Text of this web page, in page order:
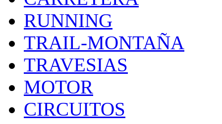
RUNNING
TRAIL-MONTAÑA
TRAVESIAS
MOTOR
CIRCUITOS